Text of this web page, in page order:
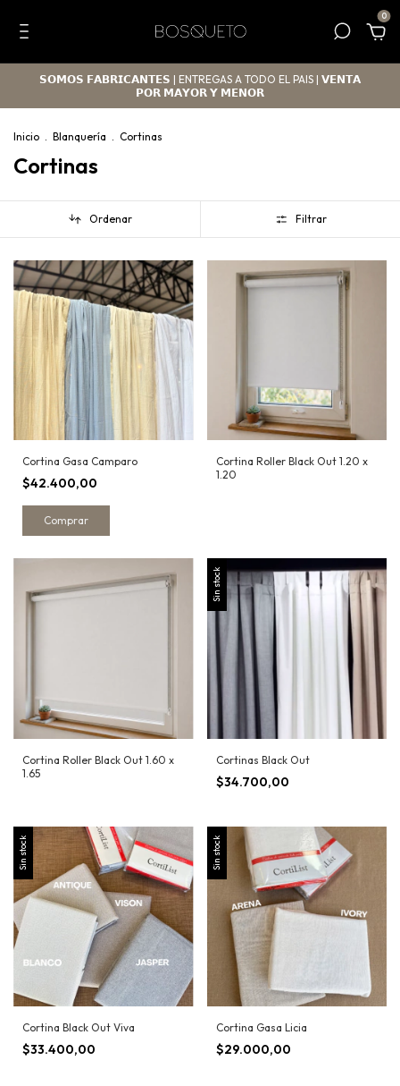
0
𝗦𝗢𝗠𝗢𝗦 𝗙𝗔𝗕𝗥𝗜𝗖𝗔𝗡𝗧𝗘𝗦 | ENTREGAS A TODO EL PAIS | 𝗩𝗘𝗡𝗧𝗔
𝗣𝗢𝗥 𝗠𝗔𝗬𝗢𝗥 𝗬 𝗠𝗘𝗡𝗢𝗥
Inicio . Blanquería . Cortinas
Cortinas
Ordenar Filtrar
Cortina Gasa Camparo
$42.400,00
Comprar
Cortina Roller Black Out 1.20 x
1.20
Cortina Roller Black Out 1.60 x
1.65
Sin stock
Cortinas Black Out
$34.700,00
Sin stock
Cortina Black Out Viva
$33.400,00
Sin stock
Cortina Gasa Licia
$29.000,00